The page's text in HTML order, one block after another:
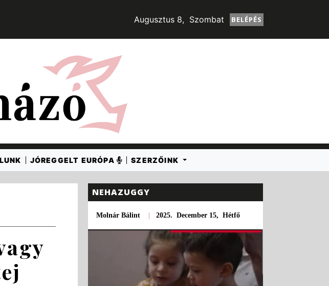
Augusztus 8, Szombat BELÉPÉS
JÓREGGELT EURÓPA SZERZŐINK
NEHAZUGGY
Molnár Bálint |2025. December 15, Hétfő